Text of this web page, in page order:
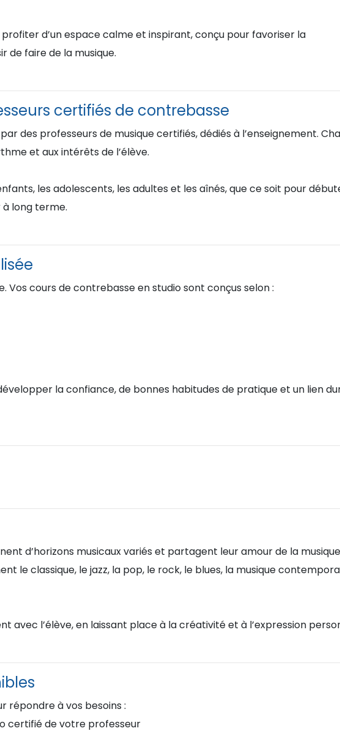
d’un espace calme et inspirant, conçu pour favoriser la
de faire de la musique.
certifiés de contrebasse
des professeurs de musique certifiés, dédiés à l’enseignement.
et aux intérêts de l’élève.
les adolescents, les adultes et les aînés, que ce soit pour
long terme.
Vos cours de contrebasse en studio sont conçus selon :
la confiance, de bonnes habitudes de pratique et un lien
d’horizons musicaux variés et partagent leur amour de la
le classique, le jazz, la pop, le rock, le blues, la musique
avec l’élève, en laissant place à la créativité et à l’expression
répondre à vos besoins :
certifié de votre professeur